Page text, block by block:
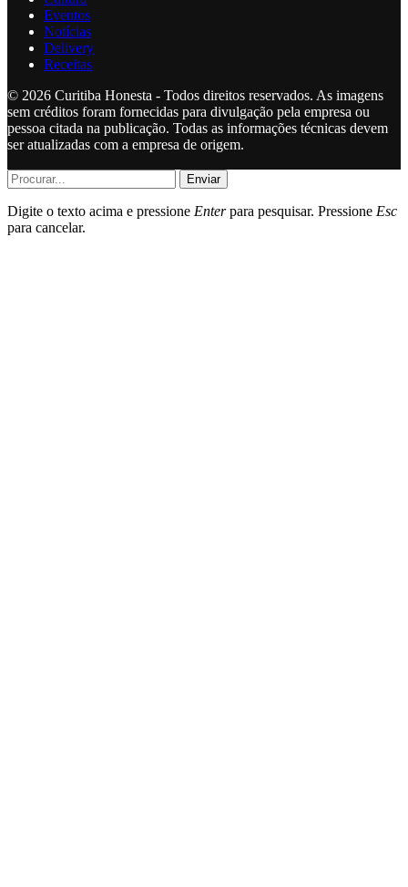
Eventos
Notícias
Delivery
Receitas
© 2026 Curitiba Honesta - Todos direitos reservados. As imagens
sem créditos foram fornecidas para divulgação pela empresa ou
pessoa citada na publicação. Todas as informações técnicas devem
ser atualizadas com a empresa de origem.
Enviar
Digite o texto acima e pressione Enterpara pesquisar. Pressione Esc
para cancelar.